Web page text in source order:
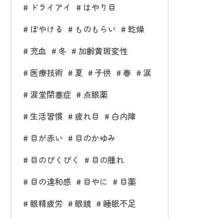
ドライアイ
はやり目
ぼやける
ものもらい
乾燥
充血
冬
加齢黄斑変性
医療技術
夏 子供 春
涙
涙堂閉塞症
点眼薬
生活習慣
疲れ目
白内障
目が赤い
目のかゆみ
目のぴくぴく
目の腫れ
目の違和感
目やに
目薬
眼精疲労
眼鏡
睡眠不足